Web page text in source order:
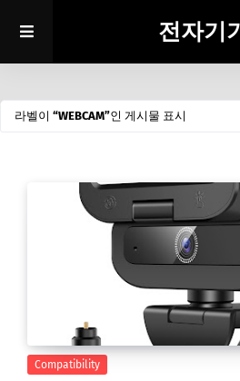
전자기기
라벨이 WEBCAM 인 게시물 표시
Compatibility